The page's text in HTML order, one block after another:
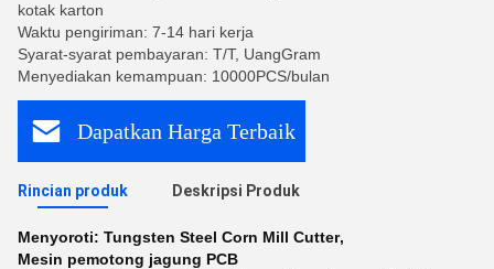
kotak karton
Waktu pengiriman: 7-14 hari kerja
Syarat-syarat pembayaran: T/T, UangGram
Menyediakan kemampuan: 10000PCS/bulan
Dapatkan Harga Terbaik
Rincian produk Deskripsi Produk
Menyoroti: Tungsten Steel Corn Mill Cutter,
Mesin pemotong jagung PCB